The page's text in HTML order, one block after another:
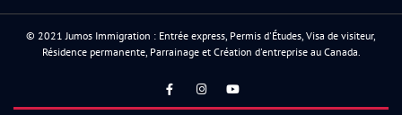
© 2021 Jumos Immigration : Entrée express, Permis d'Études, Visa de visiteur,
Résidence permanente, Parrainage et Création d'entreprise au Canada.